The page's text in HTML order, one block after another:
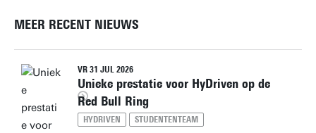
MEER RECENT NIEUWS
VR 31 JUL 2026
Unieke prestatie voor HyDriven op de
Red Bull Ring
HYDRIVEN STUDENTENTEAM